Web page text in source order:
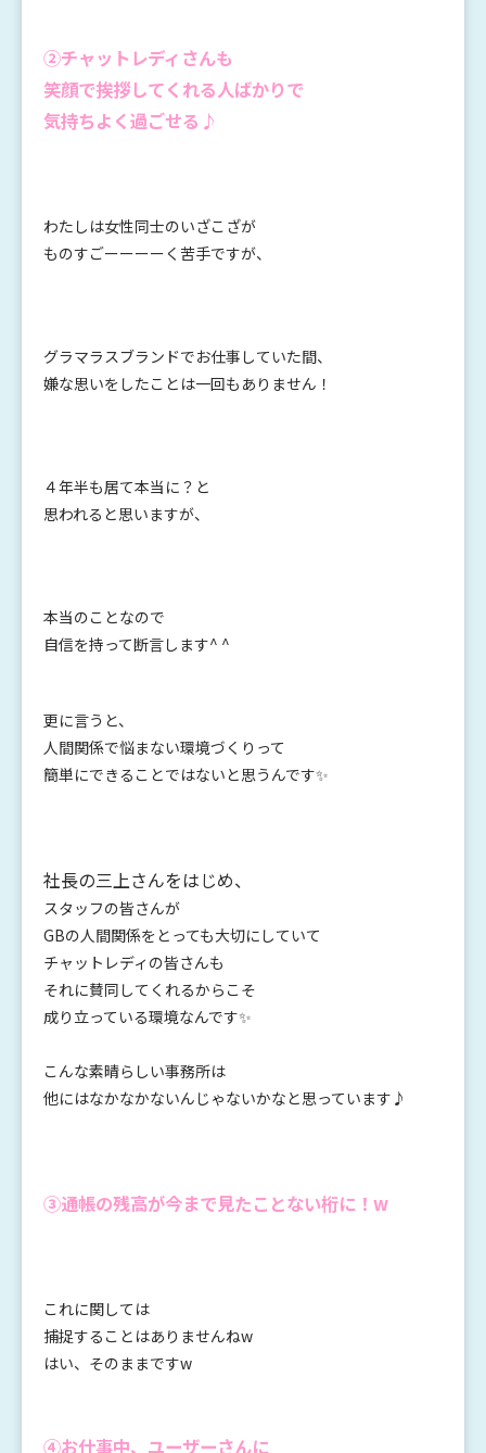
②チャットレディさんも
笑顔で挨拶してくれる人ばかりで
気持ちよく過ごせる♪
わたしは女性同士のいざこざが
ものすごーーーーく苦手ですが、
グラマラスブランドでお仕事していた間、
嫌な思いをしたことは一回もありません！
４年半も居て本当に？と
思われると思いますが、
本当のことなので
自信を持って断言します^ ^
更に言うと、
人間関係で悩まない環境づくりって
簡単にできることではないと思うんです✨
社長の三上さんをはじめ、
スタッフの皆さんが
GBの人間関係をとっても大切にしていて
チャットレディの皆さんも
それに賛同してくれるからこそ
成り立っている環境なんです✨
こんな素晴らしい事務所は
他にはなかなかないんじゃないかなと思っています♪
③通帳の残高が今まで見たことない桁に！w
これに関しては
捕捉することはありませんねw
はい、そのままですw
④お仕事中、ユーザーさんに